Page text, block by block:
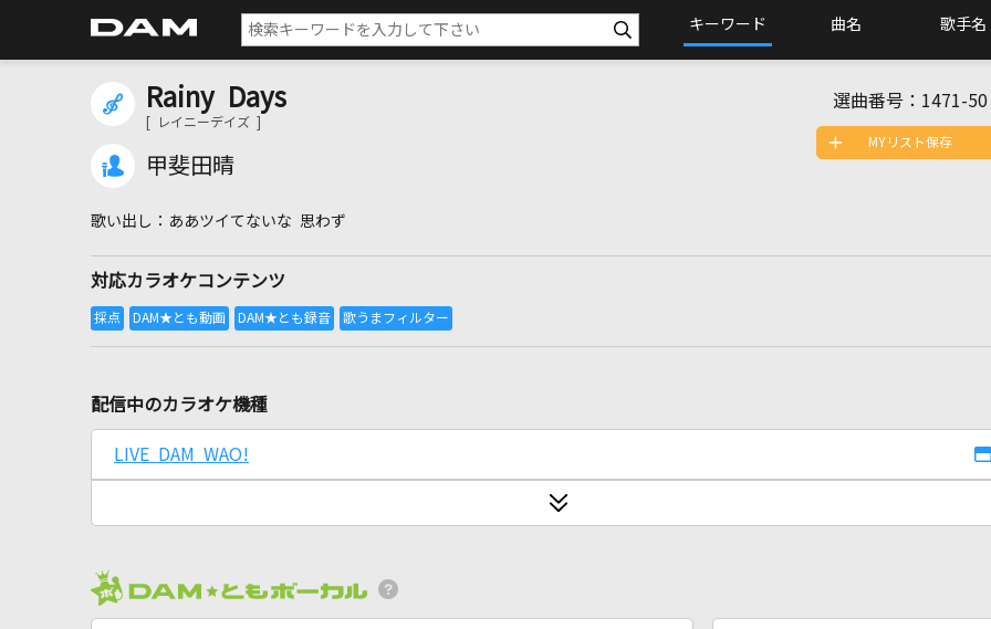
キーワード 曲名 歌手名
Rainy Days
[ レイニーデイズ ]
甲斐田晴
選曲番号： 1471-50
ああツイてないな 思わず
対応カラオケコンテンツ
MYリスト保存
配信中のカラオケ機種
LIVE DAM WAO!